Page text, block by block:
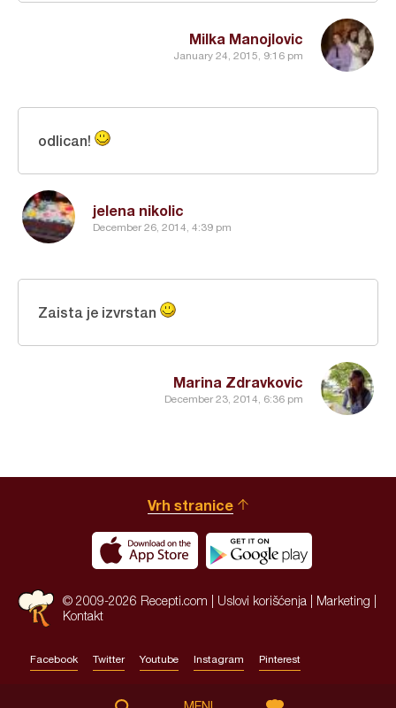
Milka Manojlovic
January 24, 2015, 9:16 pm
jelena nikolic
December 26, 2014, 4:39 pm
odlican!
Marina Zdravkovic
December 23, 2014, 6:36 pm
Zaista je izvrstan
Vrh stranice
© 2009-2026 Recepti.com | Uslovi korišćenja Marketing
Kontakt
Facebook Twitter Youtube Instagram Pinterest